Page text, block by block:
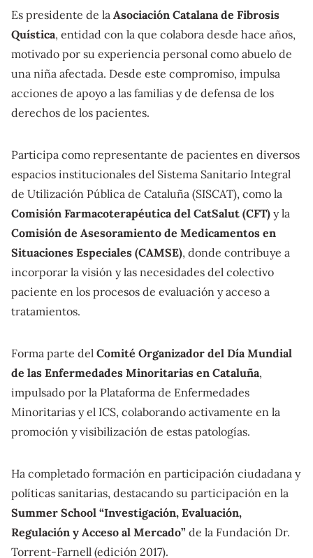
Es presidente de la Asociación Catalana de Fibrosis
Quística, entidad con la que colabora desde hace años,
motivado por su experiencia personal como abuelo de
una niña afectada. Desde este compromiso, impulsa
acciones de apoyo a las familias y de defensa de los
derechos de los pacientes.
Participa como representante de pacientes en diversos
espacios institucionales del Sistema Sanitario Integral
de Utilización Pública de Cataluña (SISCAT), como la
Comisión Farmacoterapéutica del CatSalut (CFT) y la
Comisión de Asesoramiento de Medicamentos en
Situaciones Especiales (CAMSE), donde contribuye a
incorporar la visión y las necesidades del colectivo
paciente en los procesos de evaluación y acceso a
tratamientos.
Forma parte del Comité Organizador del Día Mundial
de las Enfermedades Minoritarias en Cataluña,
impulsado por la Plataforma de Enfermedades
Minoritarias y el ICS, colaborando activamente en la
promoción y visibilización de estas patologías.
Ha completado formación en participación ciudadana y
políticas sanitarias, destacando su participación en la
Summer School “Investigación, Evaluación,
Regulación y Acceso al Mercado” de la Fundación Dr.
Torrent-Farnell (edición 2017).